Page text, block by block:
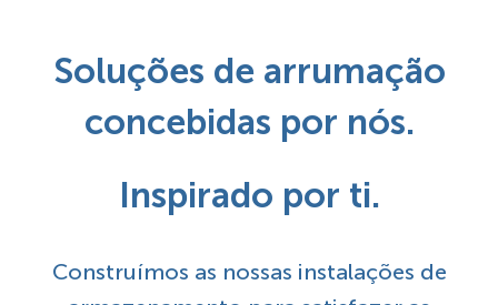
Soluções de arrumação
concebidas por nós.
Inspirado por ti.
Construímos as nossas instalações de